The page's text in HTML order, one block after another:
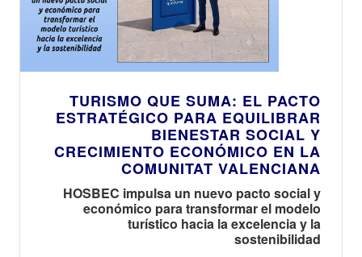
TURISMO QUE SUMA: EL PACTO
ESTRATÉGICO PARA EQUILIBRAR
BIENESTAR SOCIAL Y
CRECIMIENTO ECONÓMICO EN LA
COMUNITAT VALENCIANA
HOSBEC impulsa un nuevo pacto social y
económico para transformar el modelo
turístico hacia la excelencia y la
sostenibilidad